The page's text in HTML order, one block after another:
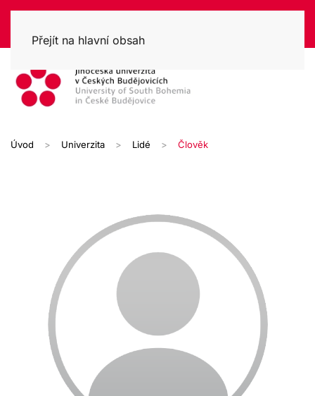
Přejít na hlavní obsah
Úvod Univerzita Lidé Člověk